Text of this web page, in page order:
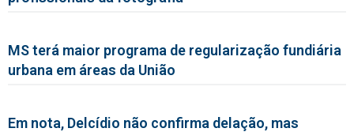
MS terá maior programa de regularização fundiária
urbana em áreas da União
Em nota, Delcídio não confirma delação, mas